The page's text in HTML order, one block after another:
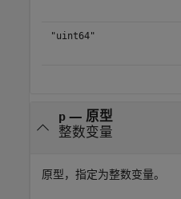
"uint64"
p— 原型
整数变量
原型，指定为整数变量。